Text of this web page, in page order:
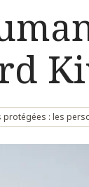
protégées : les